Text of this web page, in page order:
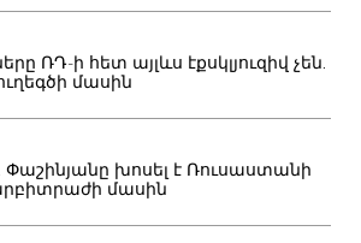
ՌԴ-ի հետ այլևս էքսկլյուզիվ չեն.
մասին
Փաշինյանը խոսել է Ռուսաստանի
մասին